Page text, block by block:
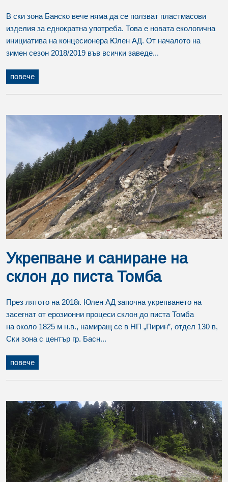
В ски зона Банско вече няма да се ползват пластмасови
изделия за еднократна употреба. Това е новата екологична
инициатива на концесионера Юлен АД. От началото на
зимен сезон 2018/2019 във всички заведе...
повече
Укрепване и саниране на
склон до писта Томба
През лятото на 2018г. Юлен АД започна укрепването на
засегнат от ерозионни процеси склон до писта Томба
на около 1825 м н.в., намиращ се в НП „Пирин”, отдел 130 в,
Ски зона с център гр. Басн...
повече